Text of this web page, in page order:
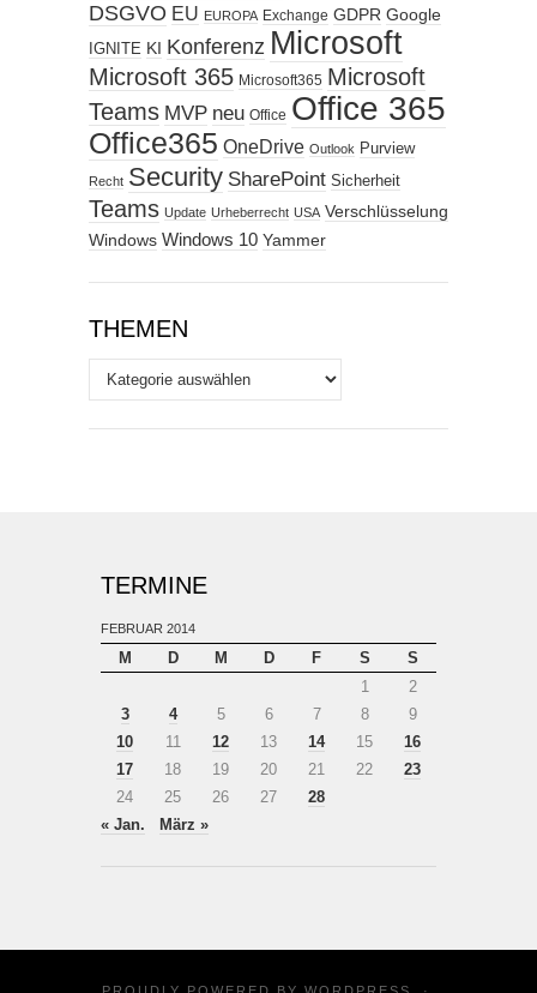
DSGVO EU EUROPA Exchange GDPR Google
IGNITE KI Konferenz Microsoft
Microsoft 365 Microsoft365 Microsoft
Teams MVP neu Office Office 365
Office365 OneDrive Outlook Purview
Recht Security SharePoint Sicherheit
Teams Update Urheberrecht USA Verschlüsselung
Windows Windows 10 Yammer
THEMEN
Themen
TERMINE
FEBRUAR 2014
M D M D F S
S
1
2
3
4 5 6 7 8
9
10
11 12 13 14 15
16
17
18 19 20 21 22
23
24
25 26 27
28
« Jan.
März »